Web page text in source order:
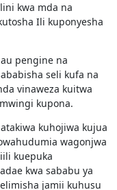
kwa mda na
Ili kuponyesha
pengine na
seli kufa na
vinaweza kuitwa
kupona.
kuhojiwa kujua
wagonjwa
kuepuka
kwa sababu ya
jamii kuhusu